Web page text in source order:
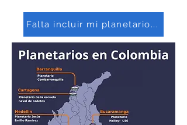
Falta incluir mi planetario...